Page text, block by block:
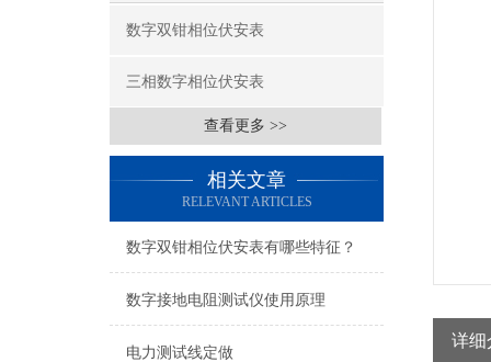
数字双钳相位伏安表
三相数字相位伏安表
查看更多 >>
相关文章
RELEVANT ARTICLES
数字双钳相位伏安表有哪些特征？
数字接地电阻测试仪使用原理
电力测试线定做
详细